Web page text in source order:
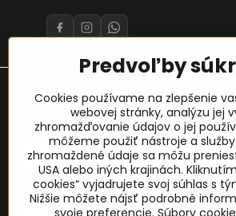
Prihlásenie na odber
Meno*
E-mail*
Predvoľby
Cookies používame na zlepšenie
webovej stránky, analýzu jej
zhromažďovanie údajov o jej
môžeme použiť nástroje a
zhromaždené údaje sa môžu
USA alebo iných krajinách.
cookies“ vyjadrujete svoj súhlas s
Nižšie môžete nájsť podrobné
svoje preferencie. Súbory